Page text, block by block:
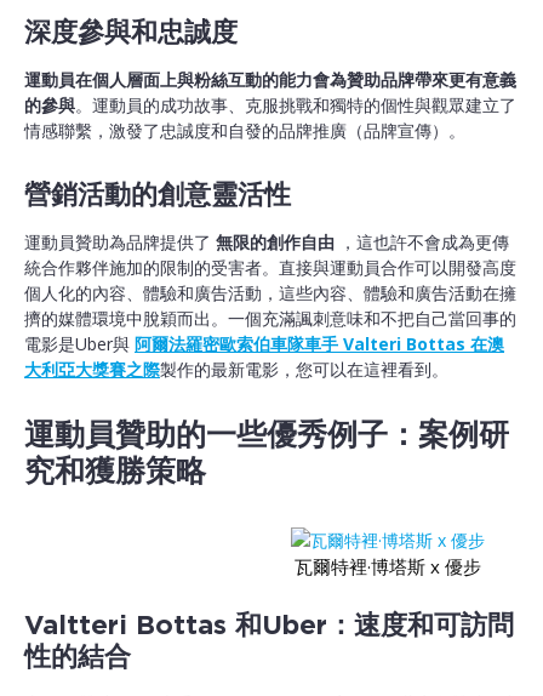
深度參與和忠誠度
運動員在個人層面上與粉絲互動的能力會為贊助品牌帶來更有意義
的參與。運動員的成功故事、克服挑戰和獨特的個性與觀眾建立了
情感聯繫，激發了忠誠度和自發的品牌推廣（品牌宣傳）。
營銷活動的創意靈活性
運動員贊助為品牌提供了 無限的創作自由 ，這也許不會成為更傳
統合作夥伴施加的限制的受害者。直接與運動員合作可以開發高度
個人化的內容、體驗和廣告活動，這些內容、體驗和廣告活動在擁
擠的媒體環境中脫穎而出。一個充滿諷刺意味和不把自己當回事的
電影是Uber與 阿爾法羅密歐索伯車隊車手 Valteri Bottas 在澳
大利亞大獎賽之際製作的最新電影，您可以在這裡看到。
運動員贊助的一些優秀例子：案例研
究和獲勝策略
瓦爾特裡·博塔斯 x 優步
Valtteri Bottas 和Uber：速度和可訪問
性的結合